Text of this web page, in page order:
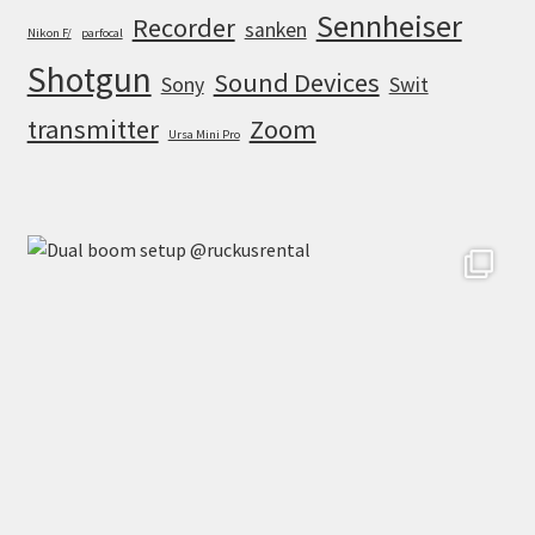
Nikon F/ parfocal Recorder sanken Sennheiser
Shotgun Sony Sound Devices Swit
transmitter Ursa Mini Pro Zoom